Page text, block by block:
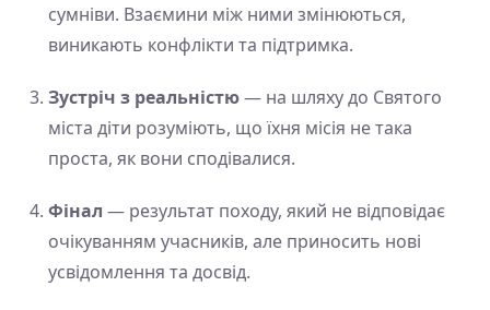
сумніви. Взаємини між ними змінюються,
виникають конфлікти та підтримка.
Зустріч з реальністю— на шляху до Святого
міста діти розуміють, що їхня місія не така
проста, як вони сподівалися.
Фінал — результат походу, який не відповідає
очікуванням учасників, але приносить нові
усвідомлення та досвід.